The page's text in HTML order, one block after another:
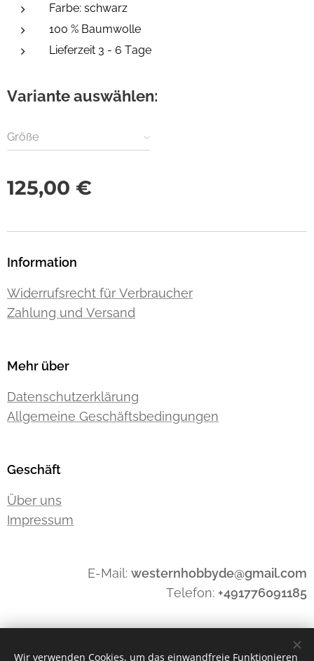
Farbe: schwarz
100 % Baumwolle
Lieferzeit 3 - 6 Tage
Variante auswählen:
Größe
125,00 €
Information
Widerrufsrecht für Verbraucher
Zahlung und Versand
Mehr über
Datenschutzerklärung
Allgemeine Geschäftsbedingungen
Geschäft
Über uns
Impressum
E-Mail: westernhobbyde@gmail.com
Telefon: +491776091185
Wir verwenden Cookies, um das einwandfreie Funktionieren